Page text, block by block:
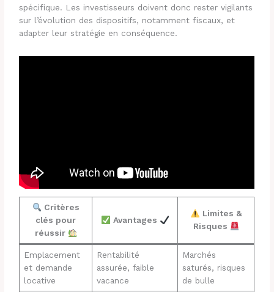
spécifique. Les investisseurs doivent donc rester vigilants
sur l’évolution des dispositifs, notamment fiscaux, et
adapter leur stratégie en conséquence.
Critères
clés pour
réussir
Avantages
Limites &
Risques
Emplacement
et demande
locative
Rentabilité
assurée, faible
vacance
Marchés
saturés, risques
de bulle